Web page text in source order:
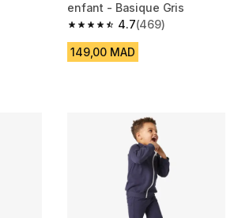
233 reviews
enfant - Basique Gris
4.7
4.7 out of 5 stars from 469
(469)
149,00 MAD